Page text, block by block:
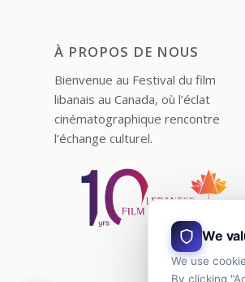
À PROPOS DE NOUS
Bienvenue au Festival du film
libanais au Canada, où l’éclat
cinématographique rencontre
l’échange culturel.
We
We use
By clicking